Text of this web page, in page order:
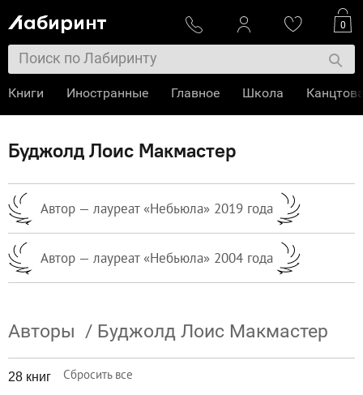
Буджолд Лоис Макмастер
Автор — лауреат «Небьюла» 2019 года
Автор — лауреат «Небьюла» 2004 года
Авторы / Буджолд Лоис Макмастер
28 книг Сбросить все
0
Книги Иностранные Главное Школа